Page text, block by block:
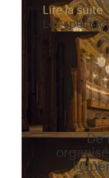
Lire la suite
Les
De